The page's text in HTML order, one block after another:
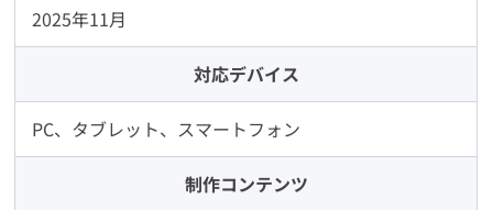
2025年11月
対応デバイス
PC、タブレット、スマートフォン
制作コンテンツ